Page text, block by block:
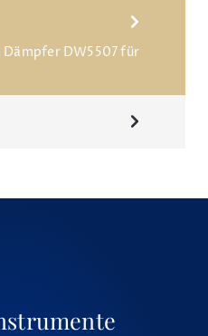
DW5507 für